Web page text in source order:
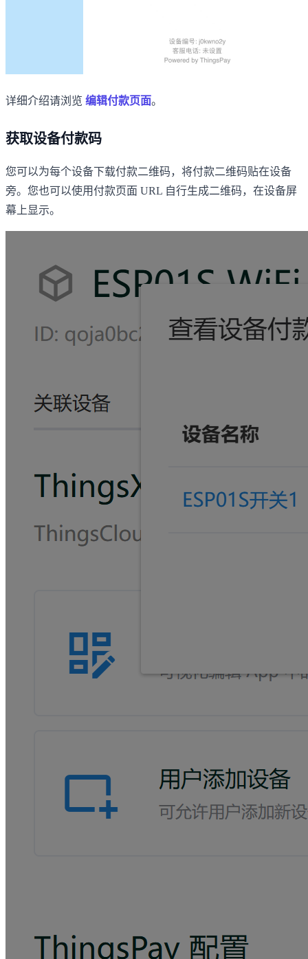
详细介绍请浏览 编辑付款页面。
获取设备付款码
您可以为每个设备下载付款二维码，将付款二维码贴在设备
旁。您也可以使用付款页面 URL 自行生成二维码，在设备屏
幕上显示。